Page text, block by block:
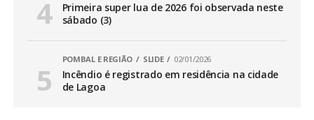
Primeira super lua de 2026 foi observada neste
sábado (3)
POMBAL E REGIÃO SLIDE 02/01/2026
Incêndio é registrado em residência na cidade
de Lagoa